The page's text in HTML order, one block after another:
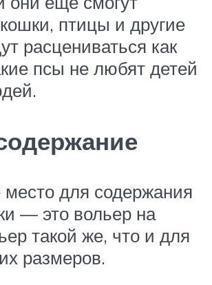
птицы и другие
расцениваться как
псы не любят детей
для содержания
— это вольер на
такой же, что и для
размеров.